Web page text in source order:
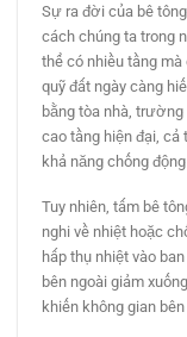
Sự ra đời của bê
cách chúng ta trong
thể có nhiều tầng
quỹ đất ngày càng
bằng tòa nhà,
cao tầng hiện đại,
khả năng chống
Tuy nhiên, tấm bê
nghi về nhiệt hoặc
hấp thụ nhiệt vào
bên ngoài giảm
khiến không gian